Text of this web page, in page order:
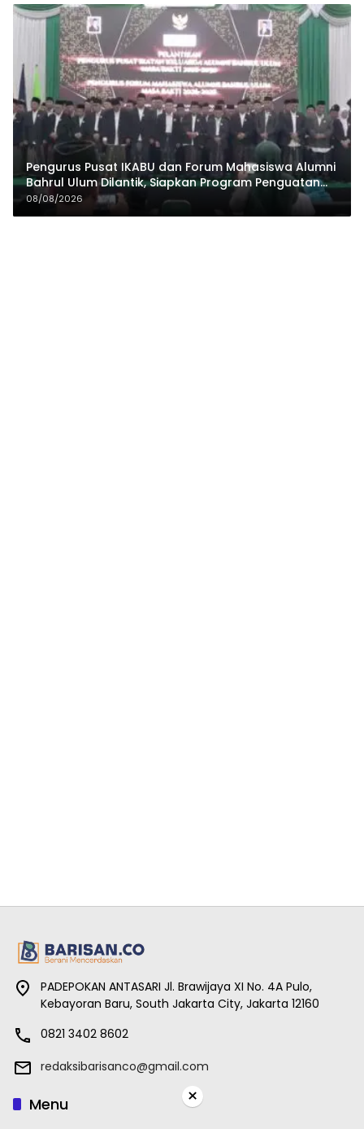
Pengurus Pusat IKABU dan Forum Mahasiswa Alumni
Bahrul Ulum Dilantik, Siapkan Program Penguatan
Organisasi dan Ekonomi
08/08/2026
PADEPOKAN ANTASARI Jl. Brawijaya XI No. 4A Pulo,
Kebayoran Baru, South Jakarta City, Jakarta 12160
0821 3402 8602
redaksibarisanco@gmail.com
Menu ×